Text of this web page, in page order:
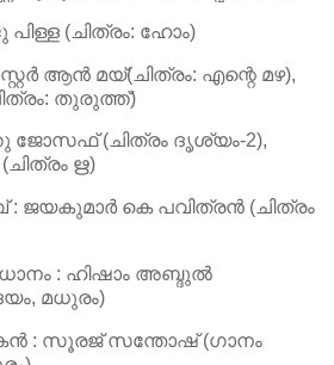
പിള്ള (ചിത്രം: ഹോം)
ആന്‍ മയ്(ചിത്രം: എന്റെ മഴ),
(ചിത്രം: തുരുത്ത്)
ജോസഫ് (ചിത്രം ദൃശ്യം-2),
ഋ)
: ജയകുമാര്‍ കെ പവിത്രന്‍ (ചിത്രം
: ഹിഷാം അബ്ദുല്‍
മധുരം)
: സൂരജ് സന്തോഷ് (ഗാനം